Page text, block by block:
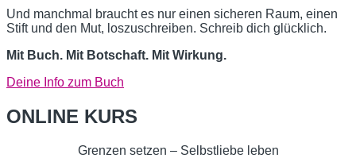
Und manchmal braucht es nur einen sicheren Raum, einen
Stift und den Mut, loszuschreiben. Schreib dich glücklich.
Mit Buch. Mit Botschaft. Mit Wirkung.
Deine Info zum Buch
ONLINE KURS
Grenzen setzen – Selbstliebe leben